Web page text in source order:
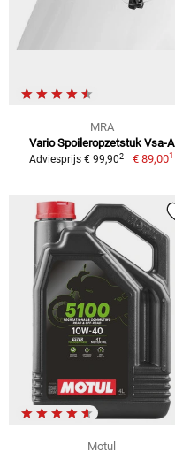
MRA
Vario Spoileropzetstuk Vsa-A
Adviesprijs € 99,902 € 89,001
Motul